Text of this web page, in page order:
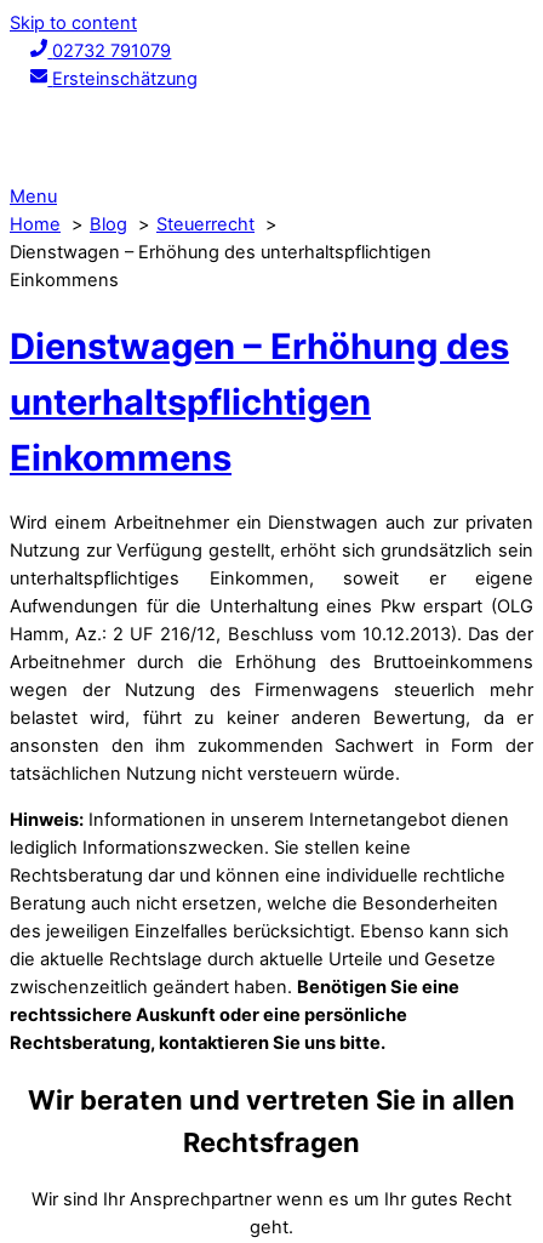
Skip to content
02732 791079
Ersteinschätzung
Menu
Home
Blog
Steuerrecht
Dienstwagen – Erhöhung des unterhaltspflichtigen
Einkommens
Dienstwagen – Erhöhung des
unterhaltspflichtigen
Einkommens
Wird einem Arbeitnehmer ein Dienstwagen auch zur privaten
Nutzung zur Verfügung gestellt, erhöht sich grundsätzlich sein
unterhaltspflichtiges Einkommen, soweit er eigene
Aufwendungen für die Unterhaltung eines Pkw erspart (OLG
Hamm, Az.: 2 UF 216/12, Beschluss vom 10.12.2013). Das der
Arbeitnehmer durch die Erhöhung des Bruttoeinkommens
wegen der Nutzung des Firmenwagens steuerlich mehr
belastet wird, führt zu keiner anderen Bewertung, da er
ansonsten den ihm zukommenden Sachwert in Form der
tatsächlichen Nutzung nicht versteuern würde.
Hinweis: Informationen in unserem Internetangebot dienen
lediglich Informationszwecken. Sie stellen keine
Rechtsberatung dar und können eine individuelle rechtliche
Beratung auch nicht ersetzen, welche die Besonderheiten
des jeweiligen Einzelfalles berücksichtigt. Ebenso kann sich
die aktuelle Rechtslage durch aktuelle Urteile und Gesetze
zwischenzeitlich geändert haben. Benötigen Sie eine
rechtssichere Auskunft oder eine persönliche
Rechtsberatung, kontaktieren Sie uns bitte.
Wir beraten und vertreten Sie in allen
Rechtsfragen
Wir sind Ihr Ansprechpartner wenn es um Ihr gutes Recht
geht.